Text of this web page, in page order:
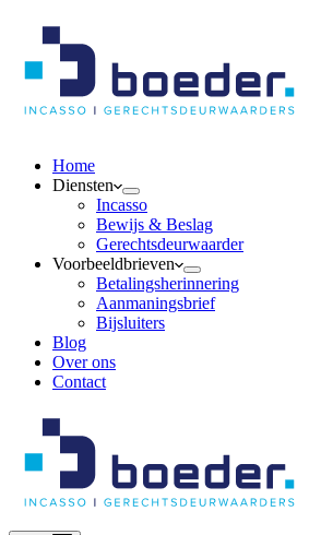
Home
Diensten
Incasso
Bewijs & Beslag
Gerechtsdeurwaarder
Voorbeeldbrieven
Betalingsherinnering
Aanmaningsbrief
Bijsluiters
Blog
Over ons
Contact